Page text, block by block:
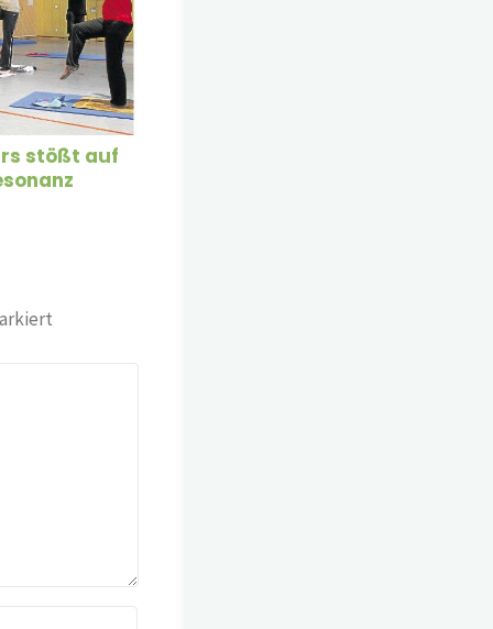
stößt auf